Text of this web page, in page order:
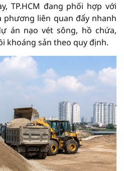
TP.HCM đang phối hợp với
phương liên quan đẩy nhanh
án nạo vét sông, hồ chứa,
khoáng sản theo quy định.